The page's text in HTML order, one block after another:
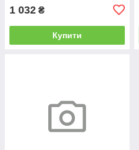
1 032 ₴
Купити